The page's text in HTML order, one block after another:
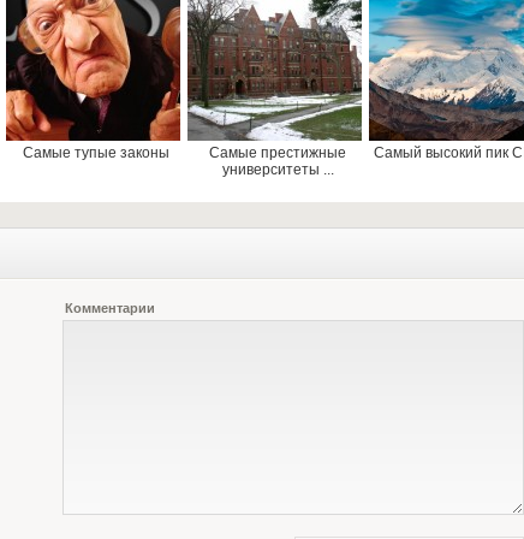
Самые тупые законы
Самые престижные
университеты ...
Самый высокий пик
Комментарии